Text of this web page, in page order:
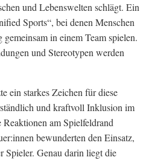
und Lebenswelten schlägt. Ein
Sports“, bei denen Menschen
in einem Team spielen.
und Stereotypen werden
ein starkes Zeichen für diese
und kraftvoll Inklusion im
am Spielfeldrand
bewunderten den Einsatz,
Spieler. Genau darin liegt die